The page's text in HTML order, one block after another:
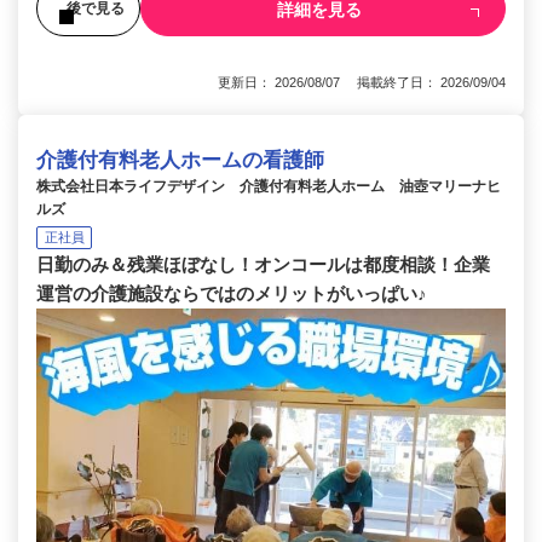
後で見る 詳細を見る
更新日： 2026/08/07 掲載終了日： 2026/09/04
介護付有料老人ホームの看護師
株式会社日本ライフデザイン 介護付有料老人ホーム 油壺マリーナヒ
ルズ
正社員
日勤のみ＆残業ほぼなし！オンコールは都度相談！企業
運営の介護施設ならではのメリットがいっぱい♪